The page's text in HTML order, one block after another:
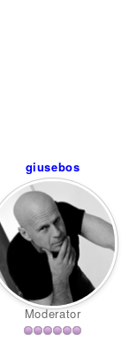
giusebos
Moderator